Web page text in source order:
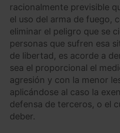
racionalmente previsible
el uso del arma de fuego,
eliminar el peligro que se
personas que sufren esa
de libertad, es acorde a
sea el proporcional el
agresión y con la menor
aplicándose al caso la
defensa de terceros, o el
deber.